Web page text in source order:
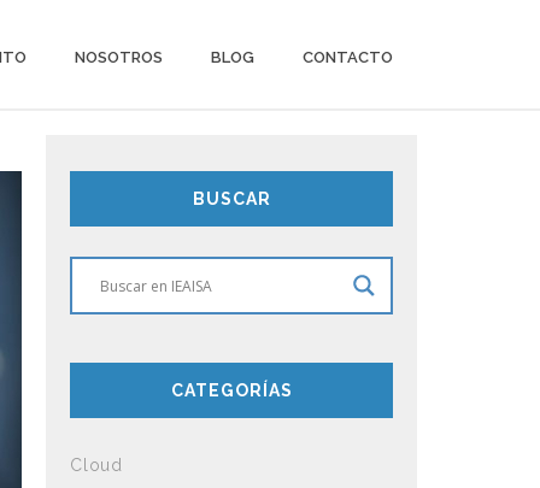
NOSOTROS BLOG CONTACTO
BUSCAR
CATEGORÍAS
Cloud